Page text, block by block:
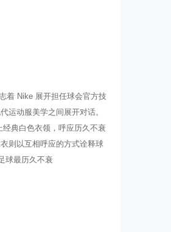
着 Nike 展开担任球会官方技
运动服美学之间展开对话。
典白色衣领，呼应历久不衰
则以互相呼应的方式诠释球
球最历久不衰